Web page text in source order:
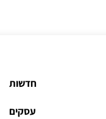
חדשות
עסקים